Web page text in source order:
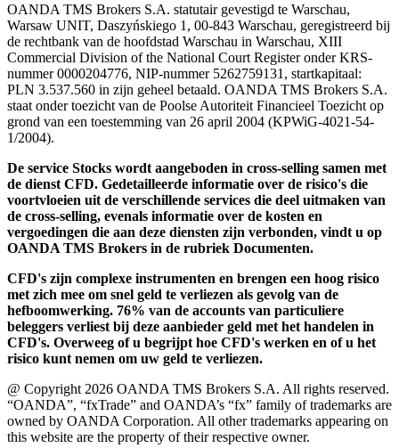
OANDA TMS Brokers S.A. statutair gevestigd te Warschau,
Warsaw UNIT, Daszyńskiego 1, 00-843 Warschau, geregistreerd bij
de rechtbank van de hoofdstad Warschau in Warschau, XIII
Commercial Division of the National Court Register onder KRS-
nummer 0000204776, NIP-nummer 5262759131, startkapitaal:
PLN 3.537.560 in zijn geheel betaald. OANDA TMS Brokers S.A.
staat onder toezicht van de Poolse Autoriteit Financieel Toezicht op
grond van een toestemming van 26 april 2004 (KPWiG-4021-54-
1/2004).
De service Stocks wordt aangeboden in cross-selling samen met
de dienst CFD. Gedetailleerde informatie over de risico's die
voortvloeien uit de verschillende services die deel uitmaken van
de cross-selling, evenals informatie over de kosten en
vergoedingen die aan deze diensten zijn verbonden, vindt u op
OANDA TMS Brokers in de rubriek Documenten.
CFD's zijn complexe instrumenten en brengen een hoog risico
met zich mee om snel geld te verliezen als gevolg van de
hefboomwerking. 76% van de accounts van particuliere
beleggers verliest bij deze aanbieder geld met het handelen in
CFD's. Overweeg of u begrijpt hoe CFD's werken en of u het
risico kunt nemen om uw geld te verliezen.
@ Copyright 2026 OANDA TMS Brokers S.A. All rights reserved.
“OANDA”, “fxTrade” and OANDA’s “fx” family of trademarks are
owned by OANDA Corporation. All other trademarks appearing on
this website are the property of their respective owner.